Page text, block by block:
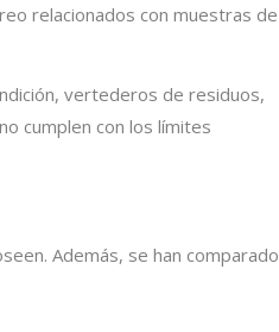
relacionados con muestras de
vertederos de residuos,
cumplen con los límites
Además, se han comparado